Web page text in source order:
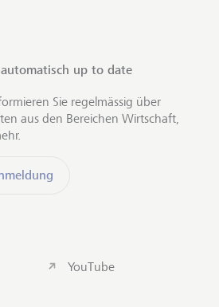
up to date
Sie regelmässig über
aus den Bereichen Wirtschaft,
YouTube